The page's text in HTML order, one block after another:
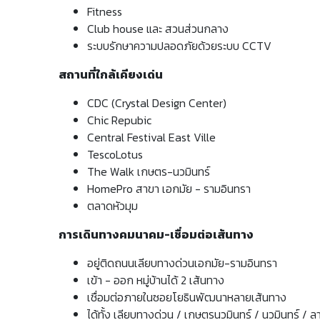
Fitness
Club house และ สวนส่วนกลาง
ระบบรักษาความปลอดภัยด้วยระบบ CCTV
สถานที่ใกล้เคียงเด่น
CDC (Crystal Design Center)
Chic Repubic
Central Festival East Ville
TescoLotus
The Walk เกษตร-นวมินทร์
HomePro สาขา เอกมัย - รามอินทรา
ตลาดหัวมุม
การเดินทางคมนาคม-เชื่อมต่อเส้นทาง
อยู่ติดถนนเลียบทางด่วนเอกมัย-รามอินทรา
เข้า - ออก หมู่บ้านได้ 2 เส้นทาง
เชื่อมต่อภายในซอยโยธินพัฒนาหลายเส้นทาง
ได้ทั้ง เลียบทางด่วน / เกษตรนวมินทร์ / นวมินทร์ / ล